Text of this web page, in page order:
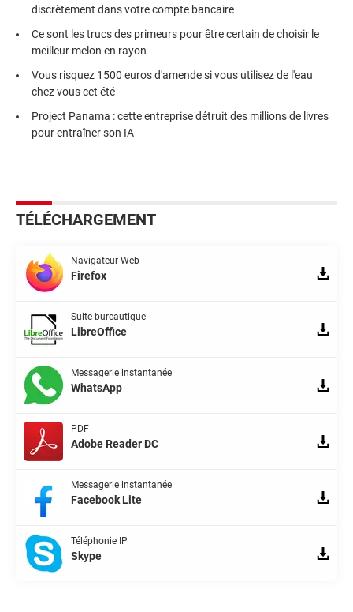
discrètement dans votre compte bancaire
Ce sont les trucs des primeurs pour être certain de choisir le
meilleur melon en rayon
Vous risquez 1500 euros d'amende si vous utilisez de l'eau
chez vous cet été
Project Panama : cette entreprise détruit des millions de livres
pour entraîner son IA
TÉLÉCHARGEMENT
Navigateur Web
Firefox
Suite bureautique
LibreOffice
Messagerie instantanée
WhatsApp
PDF
Adobe Reader DC
Messagerie instantanée
Facebook Lite
Téléphonie IP
Skype